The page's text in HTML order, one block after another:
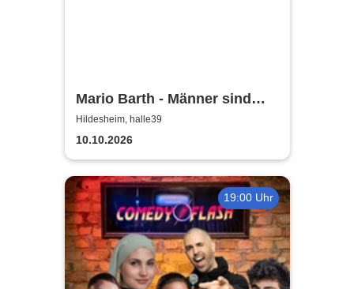
Mario Barth - Männer sind
nichts ohne die Frauen
Hildesheim, halle39
10.10.2026
19:00 Uhr